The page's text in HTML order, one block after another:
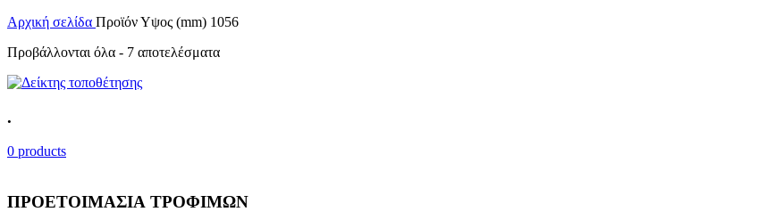
Αρχική σελίδα Προϊόν Υψος (mm) 1056
Προβάλλονται όλα - 7 αποτελέσματα
.
0 products
ΠΡΟΕΤΟΙΜΑΣΙΑ ΤΡΟΦΙΜΩΝ